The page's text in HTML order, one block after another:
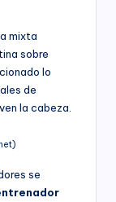
mixta
sobre
lo
de
la cabeza.
se